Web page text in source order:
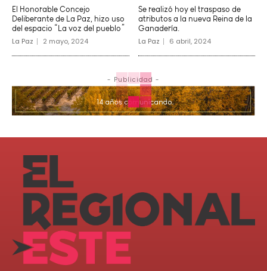
El Honorable Concejo
Deliberante de La Paz, hizo uso
del espacio “La voz del pueblo”
La Paz 2 mayo, 2024
Se realizó hoy el traspaso de
atributos a la nueva Reina de la
Ganadería.
La Paz 6 abril, 2024
- Publicidad -